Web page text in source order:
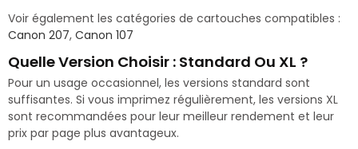
Voir également les catégories de cartouches compatibles :
Canon 207, Canon 107
Quelle Version Choisir : Standard Ou XL ?
Pour un usage occasionnel, les versions standard sont
suffisantes. Si vous imprimez régulièrement, les versions XL
sont recommandées pour leur meilleur rendement et leur
prix par page plus avantageux.